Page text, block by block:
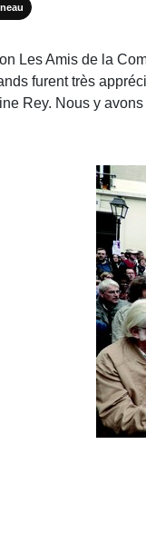
Les Amis de la
furent très
Rey. Nous y